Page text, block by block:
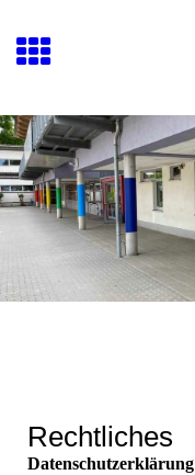
Rechtliches
Daten­schutz­erklärung